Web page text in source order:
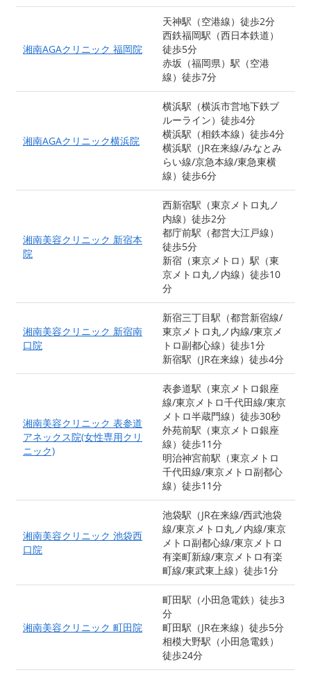
湘南AGAクリニック 福岡院
天神駅（空港線）徒歩2分
西鉄福岡駅（西日本鉄道）
徒歩5分
赤坂（福岡県）駅（空港
線）徒歩7分
湘南AGAクリニック横浜院
横浜駅（横浜市営地下鉄ブ
ルーライン）徒歩4分
横浜駅（相鉄本線）徒歩4分
横浜駅（JR在来線/みなとみ
らい線/京急本線/東急東横
線）徒歩6分
湘南美容クリニック 新宿本
院
西新宿駅（東京メトロ丸ノ
内線）徒歩2分
都庁前駅（都営大江戸線）
徒歩5分
新宿（東京メトロ）駅（東
京メトロ丸ノ内線）徒歩10
分
湘南美容クリニック 新宿南
口院
新宿三丁目駅（都営新宿線/
東京メトロ丸ノ内線/東京メ
トロ副都心線）徒歩1分
新宿駅（JR在来線）徒歩4分
湘南美容クリニック 表参道
アネックス院(女性専用クリ
ニック)
表参道駅（東京メトロ銀座
線/東京メトロ千代田線/東京
メトロ半蔵門線）徒歩30秒
外苑前駅（東京メトロ銀座
線）徒歩11分
明治神宮前駅（東京メトロ
千代田線/東京メトロ副都心
線）徒歩11分
湘南美容クリニック 池袋西
口院
池袋駅（JR在来線/西武池袋
線/東京メトロ丸ノ内線/東京
メトロ副都心線/東京メトロ
有楽町新線/東京メトロ有楽
町線/東武東上線）徒歩1分
湘南美容クリニック 町田院
町田駅（小田急電鉄）徒歩3
分
町田駅（JR在来線）徒歩5分
相模大野駅（小田急電鉄）
徒歩24分